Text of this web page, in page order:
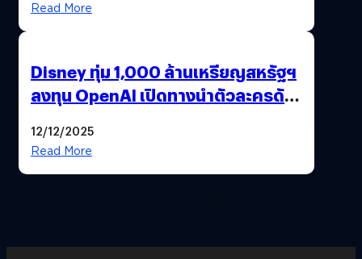
Read More
Disney ทุ่ม 1,000 ล้านเหรียญสหรัฐฯ
ลงทุน OpenAI เปิดทางนำตัวละครดัง
12/12/2025
Read More